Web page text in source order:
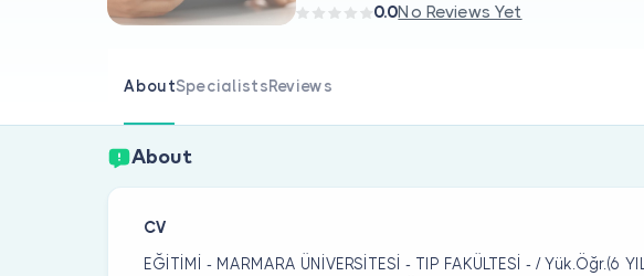
0.0No Reviews Yet
AboutSpecialistsReviews
About
CV
EĞİTİMİ - MARMARA ÜNİVERSİTESİ - TIP FAKÜLTESİ - / Yük.Öğr.(6